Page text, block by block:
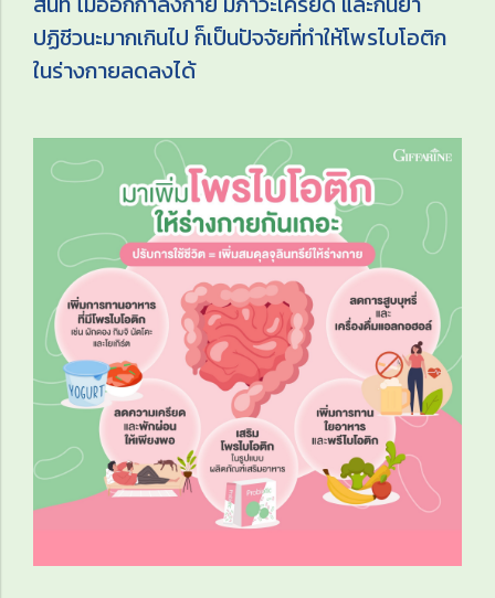
ปฏิชีวนะมากเกินไป ก็เป็นปัจจัยที่ทำให้โพรไบโอติก
ในร่างกายลดลงได้